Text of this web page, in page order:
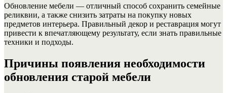
Обновление мебели — отличный способ сохранить семейные
реликвии, а также снизить затраты на покупку новых
предметов интерьера. Правильный декор и реставрация могут
привести к впечатляющему результату, если знать правильные
техники и подходы.
Причины появления необходимости
обновления старой мебели